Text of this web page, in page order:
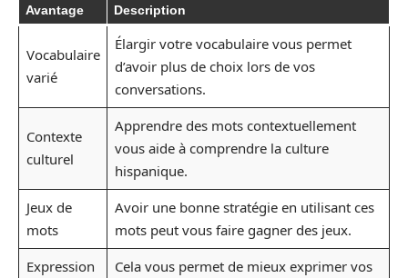
Avantage Description
Vocabulaire
varié
Élargir votre vocabulaire vous permet
d’avoir plus de choix lors de vos
conversations.
Contexte
culturel
Apprendre des mots contextuellement
vous aide à comprendre la culture
hispanique.
Jeux de
mots
Avoir une bonne stratégie en utilisant ces
mots peut vous faire gagner des jeux.
Expression
Cela vous permet de mieux exprimer vos